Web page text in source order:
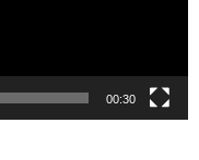
00:30